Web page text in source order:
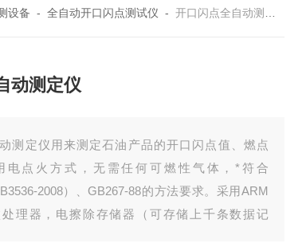
设备 -全自动开口闪点测试仪 -开口闪点全自动测定仪
动测定仪
测定仪用来测定石油产品的开口闪点值、燃点
电点火方式，无需任何可燃性气体，*符合
2008）、GB267-88的方法要求。采用ARM
理器，电擦除存储器（可存储上千条数据记